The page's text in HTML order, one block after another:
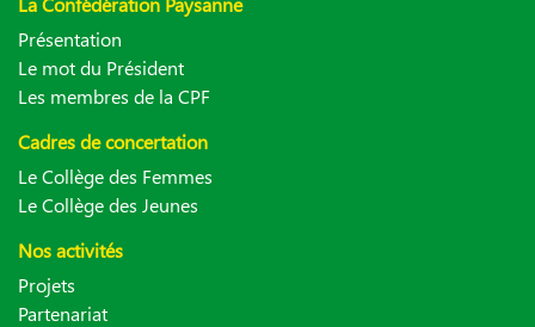
Présentation
Le mot du Président
Les membres de la CPF
Cadres de concertation
Le Collège des Femmes
Le Collège des Jeunes
Nos activités
Projets
Partenariat